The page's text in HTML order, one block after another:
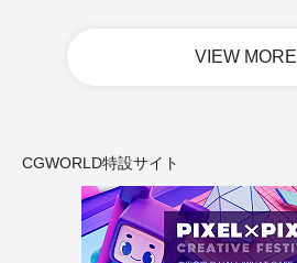
VIEW MORE
CGWORLD特設サイト